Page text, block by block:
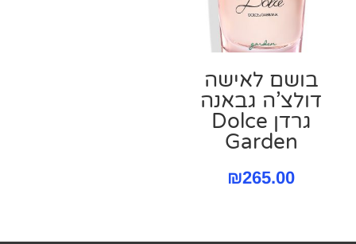
בושם לאישה
דולצ’ה גבאנה
גרדן Dolce
Garden
₪265.00